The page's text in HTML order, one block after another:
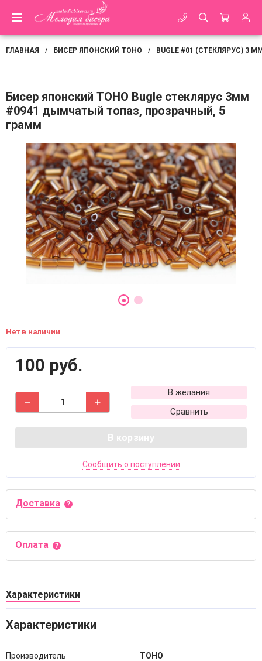
ГЛАВНАЯ / БИСЕР ЯПОНСКИЙ TOHO / BUGLE #01 (СТЕКЛЯРУС) 3
Бисер японский TOHO Bugle стеклярус 3мм
#0941 дымчатый топаз, прозрачный, 5
грамм
Нет в наличии
100 руб.
В желания
Сравнить
В корзину
Сообщить о поступлении
Доставка
Оплата
Характеристики
Характеристики
Производитель TOHO